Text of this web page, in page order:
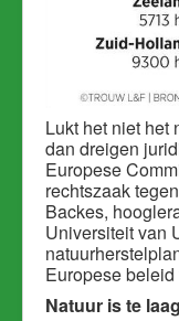
Lukt het niet het
dan dreigen
Europese
rechtszaak tege
Backes,
Universiteit van
Europese
Natuur is te